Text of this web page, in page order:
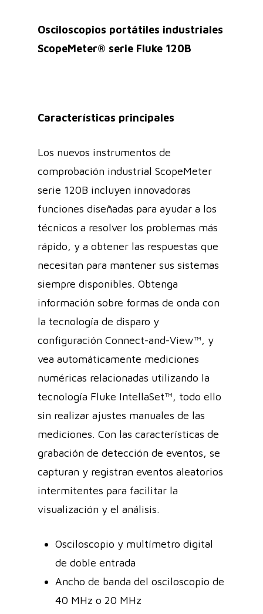
Osciloscopios portátiles industriales
ScopeMeter® serie Fluke 120B
Características principales
Los nuevos instrumentos de
comprobación industrial ScopeMeter
serie 120B incluyen innovadoras
funciones diseñadas para ayudar a los
técnicos a resolver los problemas más
rápido, y a obtener las respuestas que
necesitan para mantener sus sistemas
siempre disponibles. Obtenga
información sobre formas de onda con
la tecnología de disparo y
configuración Connect-and-View™, y
vea automáticamente mediciones
numéricas relacionadas utilizando la
tecnología Fluke IntellaSet™, todo ello
sin realizar ajustes manuales de las
mediciones. Con las características de
grabación de detección de eventos, se
capturan y registran eventos aleatorios
intermitentes para facilitar la
visualización y el análisis.
Osciloscopio y multímetro digital
de doble entrada
Ancho de banda del osciloscopio de
40 MHz o 20 MHz